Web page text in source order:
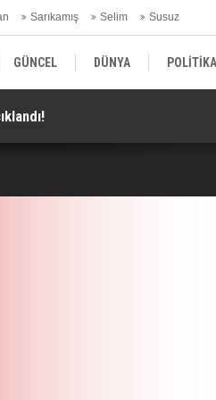
Sarıkamış Selim Susuz
GÜNCEL DÜNYA POLİTİKA
KÜLTÜR | SANAT | MAGAZİN